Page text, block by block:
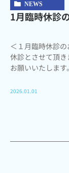
NEWS
1月臨時休診
＜１月臨時休診
休診とさせて頂
お願いいたします。
2026.01.01